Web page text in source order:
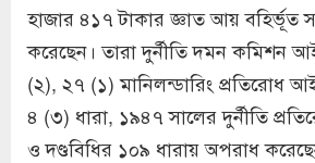
হাজার ৪১৭ টাকার জ্ঞাত আয় বহির্ভূত
করেছেন। তারা দুর্নীতি দমন কমিশন
(২), ২৭ (১) মানিলন্ডারিং প্রতিরোধ
৪ (৩) ধারা, ১৯৪৭ সালের দুর্নীতি
ও দণ্ডবিধির ১০৯ ধারায় অপরাধ